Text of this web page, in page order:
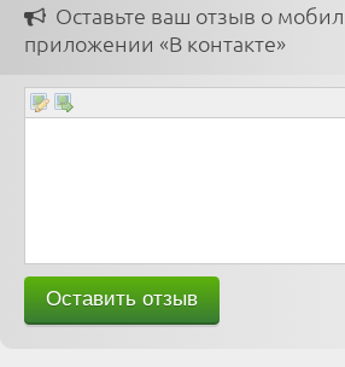
Оставьте ваш отзыв о
приложении «В контакте»